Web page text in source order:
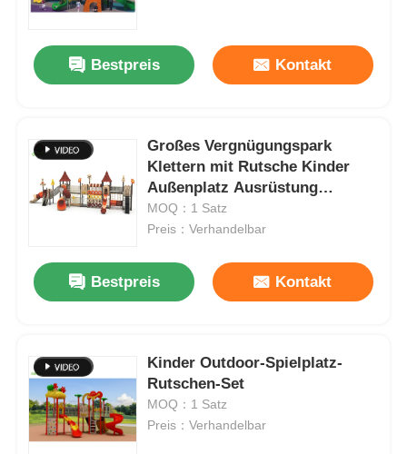
Bestpreis Kontakt
Großes Vergnügungspark
Klettern mit Rutsche Kinder
Außenplatz Ausrüstung
Stahlmaterial Plastikrohr
Rutschen Sets zum Verkauf
MOQ：1 Satz
Preis：Verhandelbar
Bestpreis Kontakt
Kinder Outdoor-Spielplatz-
Rutschen-Set
MOQ：1 Satz
Preis：Verhandelbar